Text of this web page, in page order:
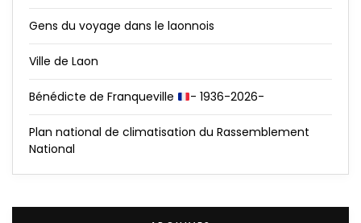
Gens du voyage dans le laonnois
Ville de Laon
Bénédicte de Franqueville - 1936-2026-
Plan national de climatisation du Rassemblement
National